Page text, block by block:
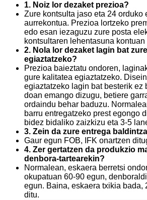
1. Noiz lor dezaket prezioa?
Zure kontsulta jaso eta 24 orduko
aurrekontua. Prezioa lortzeko
edo esan iezaguzu zure posta
kontsultaren lehentasuna
2. Nola lor dezaket lagin bat
egiaztatzeko?
Prezioa baieztatu ondoren,
gure kalitatea egiaztatzeko.
egiaztatzeko lagin bat besterik ez
doan emango dizugu, betiere
ordaindu behar baduzu.
barru entregatzeko prest egongo
bidez bidaliko zaizkizu eta 3-5
3. Zein da zure entrega
Gaur egun FOB, IFK onartzen
4. Zer gertatzen da produkzio
denbora-tartearekin?
Normalean, eskaera berretsi
okupatuan 60-90 egun,
egun. Baina, eskaera txikia bada,
ditu.